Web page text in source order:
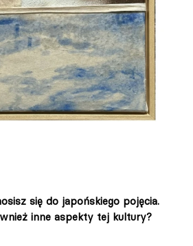
się do japońskiego pojęcia.
inne aspekty tej kultury?